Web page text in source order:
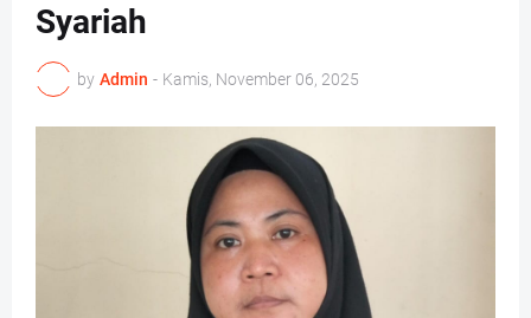
Syariah ‎
by Admin - Kamis, November 06, 2025